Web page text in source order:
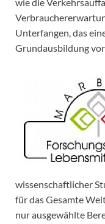
Unterfangen, das
Grundausbildung
wissenschaftlicher
für das Gesamte
nur ausgewählte